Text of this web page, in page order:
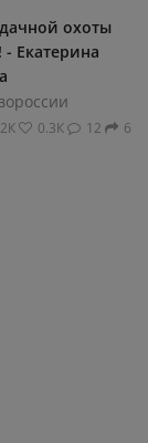
охоты
- Екатерина
0.3К 12 6